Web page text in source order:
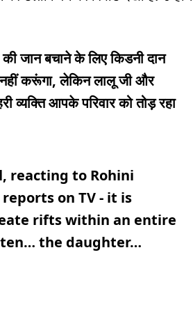
जान बचाने के लिए किडनी दान
नहीं करूंगा, लेकिन लालू जी और
व्यक्ति आपके परिवार को तोड़ रहा
reacting to Rohini
on TV - it is
rifts within an entire
the daughter…